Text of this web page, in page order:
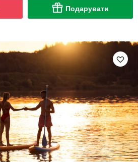
Подарувати